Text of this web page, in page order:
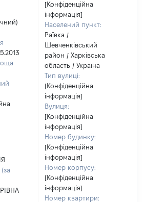
[Конфіденційна
інформація]
Населений пункт:
Раївка /
Шевченківський
район / Харківська
область / Україна
Тип вулиці:
[Конфіденційна
інформація]
Вулиця:
[Конфіденційна
інформація]
Номер будинку:
[Конфіденційна
інформація]
Номер корпусу:
[Конфіденційна
інформація]
Номер квартири: